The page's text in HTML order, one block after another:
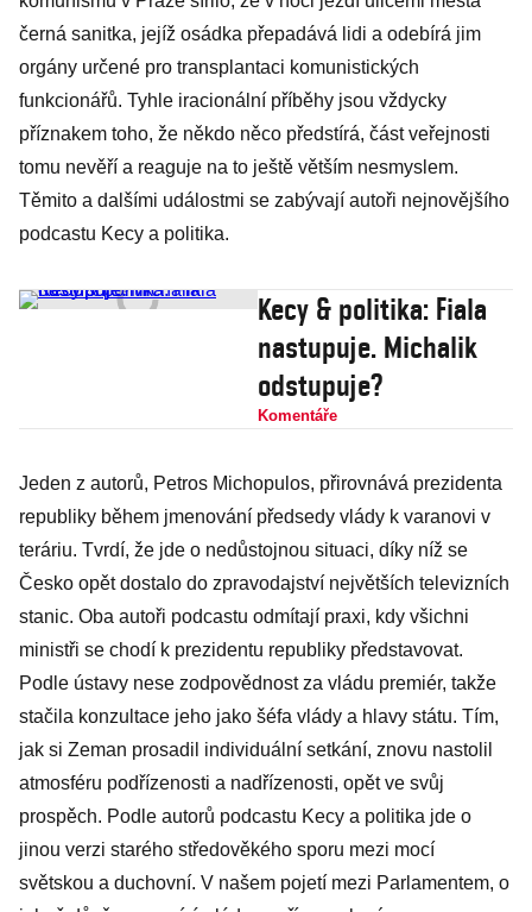
černá sanitka, jejíž osádka přepadává lidi a odebírá jim
orgány určené pro transplantaci komunistických
funkcionářů. Tyhle iracionální příběhy jsou vždycky
příznakem toho, že někdo něco předstírá, část veřejnosti
tomu nevěří a reaguje na to ještě větším nesmyslem.
Těmito a dalšími událostmi se zabývají autoři nejnovějšího
podcastu Kecy a politika.
Kecy & politika: Fiala
nastupuje. Michalik
odstupuje?
Komentáře
Jeden z autorů, Petros Michopulos, přirovnává prezidenta
republiky během jmenování předsedy vlády k varanovi v
teráriu. Tvrdí, že jde o nedůstojnou situaci, díky níž se
Česko opět dostalo do zpravodajství největších televizních
stanic. Oba autoři podcastu odmítají praxi, kdy všichni
ministři se chodí k prezidentu republiky představovat.
Podle ústavy nese zodpovědnost za vládu premiér, takže
stačila konzultace jeho jako šéfa vlády a hlavy státu. Tím,
jak si Zeman prosadil individuální setkání, znovu nastolil
atmosféru podřízenosti a nadřízenosti, opět ve svůj
prospěch. Podle autorů podcastu Kecy a politika jde o
jinou verzi starého středověkého sporu mezi mocí
světskou a duchovní. V našem pojetí mezi Parlamentem, o